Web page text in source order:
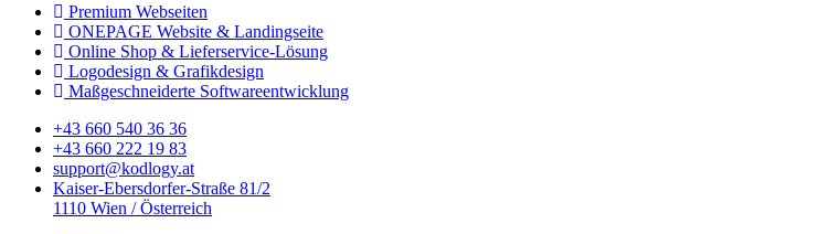
Premium Webseiten
ONEPAGE Website & Landingseite
Online Shop & Lieferservice-Lösung
Logodesign & Grafikdesign
Maßgeschneiderte Softwareentwicklung
+43 660 540 36 36
+43 660 222 19 83
support@kodlogy.at
Kaiser-Ebersdorfer-Straße 81/2
1110 Wien / Österreich